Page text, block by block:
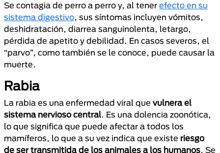
Se contagia de perro a perro y, al tener efecto en su
sistema digestivo, sus síntomas incluyen vómitos,
deshidratación, diarrea sanguinolenta, letargo,
pérdida de apetito y debilidad. En casos severos, el
“parvo”, como también se le conoce, puede causar la
muerte.
Rabia
La rabia es una enfermedad viral que vulnera el
sistema nervioso central. Es una dolencia zoonótica,
lo que significa que puede afectar a todos los
mamíferos, lo que a su vez indica que existe riesgo
de ser transmitida de los animales a los humanos. Se